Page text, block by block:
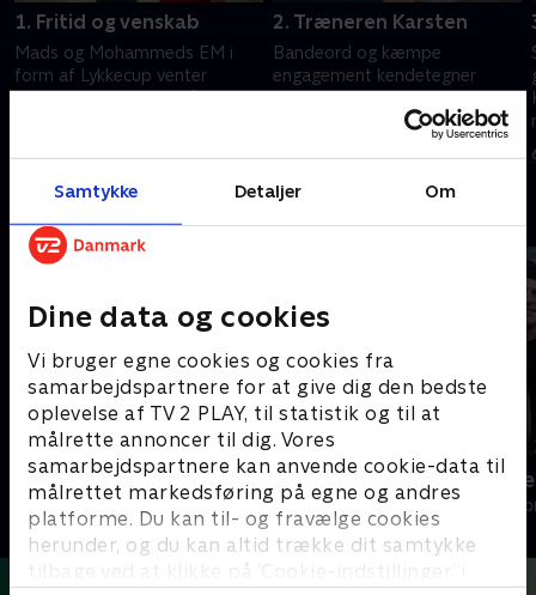
Samtykke Detaljer Om
Dine data og cookies
Vi bruger egne cookies og cookies fra
samarbejdspartnere for at give dig den bedste
oplevelse af TV 2 PLAY, til statistik og til at
målrette annoncer til dig. Vores
samarbejdspartnere kan anvende cookie-data til
målrettet markedsføring på egne og andres
platforme. Du kan til- og fravælge cookies
herunder, og du kan altid trække dit samtykke
tilbage ved at klikke på ’Cookie-indstillinger’ i
1. Fritid og venskab
Mads og Mohammeds EM i
form af Lykkecup venter
2. Træneren Karsten
Bandeord og kæmpe
engagement kendetegner
han begynder altid træningen
med at give kram til alle.
Julelys for millioner
2022 • Livsstil • 46 min Livsstil • 3